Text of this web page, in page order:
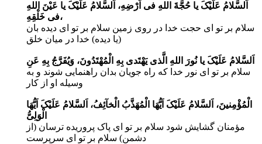
اَلسَّلامُ عَلَیْکَ یا حُجَّةَ اللهِ فى اَرْضِهِ، اَلسَّلامُ عَلَیْکَ یا عَیْنَ اللهِ
فى خَلْقِهِ،
سلام بر تو اى حجت خدا در روى زمین سلام بر تو اى دیده بان
(یا دیده) خدا در میان خلق
اَلسَّلامُ عَلَیْکَ یا نُورَ اللهِ الَّذى یَهْتَدى بِهِ الْمُهْتَدُونَ، وَیُفَرَّجُ بِهِ عَنِ
سلام بر تو اى نور خدا که راه جویان بدان راهنمایى شوند و به
وسیله او از کار
الْمُؤْمِنینَ، اَلسَّلامُ عَلَیْکَ اَیُّهَا الْمُهَذَّبُ الْخآئِفُ، اَلسَّلامُ عَلَیْکَ اَیُّهَا
الْوَلِىُّ
مؤمنان گشایش شود سلام بر تو اى پاک پروریده ترسان (از
دشمن) سلام بر تو اى سرپرست